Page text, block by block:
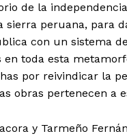
de la
sierra peruana, para
con un sistema
en toda esta
por reivindicar la
obras pertenecen a
y Tarmeño